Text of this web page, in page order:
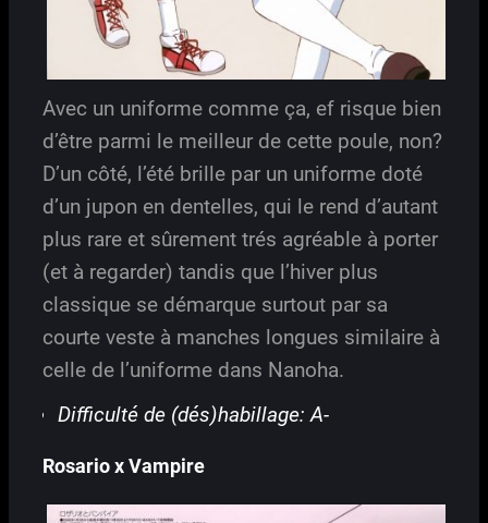
Avec un uniforme comme ça, ef risque bien
d’être parmi le meilleur de cette poule, non?
D’un côté, l’été brille par un uniforme doté
d’un jupon en dentelles, qui le rend d’autant
plus rare et sûrement trés agréable à porter
(et à regarder) tandis que l’hiver plus
classique se démarque surtout par sa
courte veste à manches longues similaire à
celle de l’uniforme dans Nanoha.
Difficulté de (dés)habillage: A-
Rosario x Vampire